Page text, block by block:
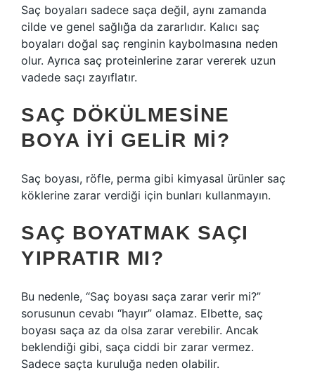
Saç boyaları sadece saça değil, aynı zamanda
cilde ve genel sağlığa da zararlıdır. Kalıcı saç
boyaları doğal saç renginin kaybolmasına neden
olur. Ayrıca saç proteinlerine zarar vererek uzun
vadede saçı zayıflatır.
SAÇ DÖKÜLMESINE
BOYA IYI GELIR MI?
Saç boyası, röfle, perma gibi kimyasal ürünler saç
köklerine zarar verdiği için bunları kullanmayın.
SAÇ BOYATMAK SAÇI
YIPRATIR MI?
Bu nedenle, “Saç boyası saça zarar verir mi?”
sorusunun cevabı “hayır” olamaz. Elbette, saç
boyası saça az da olsa zarar verebilir. Ancak
beklendiği gibi, saça ciddi bir zarar vermez.
Sadece saçta kuruluğa neden olabilir.